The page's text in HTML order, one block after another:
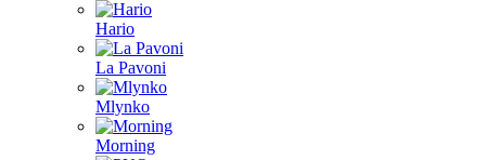
Hario
La Pavoni
Mlynko
Morning